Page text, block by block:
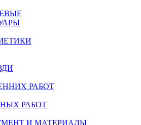
РАБОТ
РАБОТ
И МАТЕРИАЛЫ